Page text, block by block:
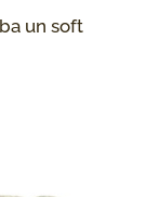
un soft